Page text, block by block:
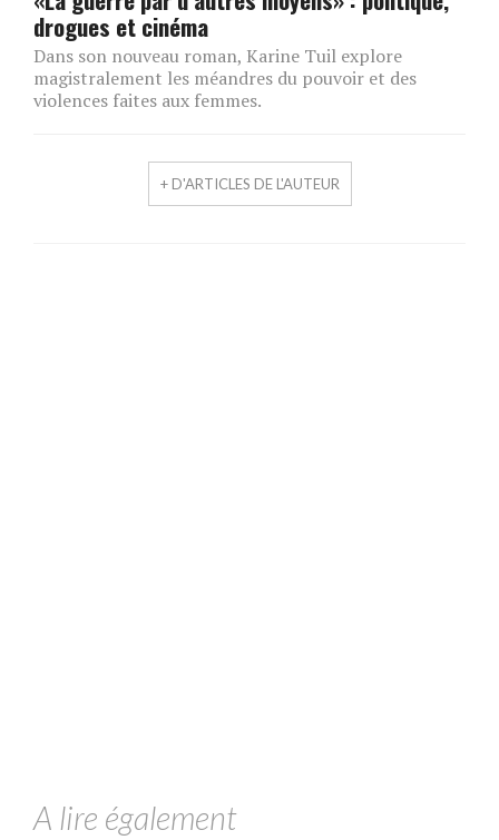
drogues et cinéma
Dans son nouveau roman, Karine Tuil explore
magistralement les méandres du pouvoir et des
violences faites aux femmes.
+ D'ARTICLES DE L'AUTEUR
A lire également